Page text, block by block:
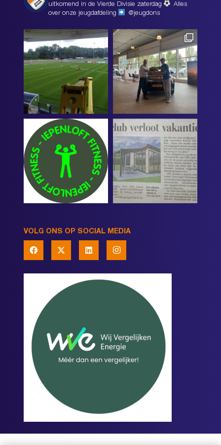
uitkomend in de Vierde Divisie zaterdag
Alles
over onze jeugdafdeling
@jeugdons
VOLG ONS OP SOCIAL MEDIA